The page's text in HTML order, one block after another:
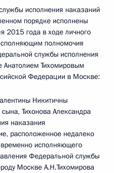
исполнения наказаний
порядке исполнены
2015 года в ходе личного
полномочия
службы исполнения
Анатолием Тихомировым
Федерации в Москве:
Никитичны
Тихонова Александра
наказания
расположенное недалеко
исполняющего
Федеральной службы
Москве А.Н.Тихомирова